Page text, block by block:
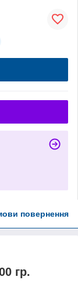
повернення
гр.